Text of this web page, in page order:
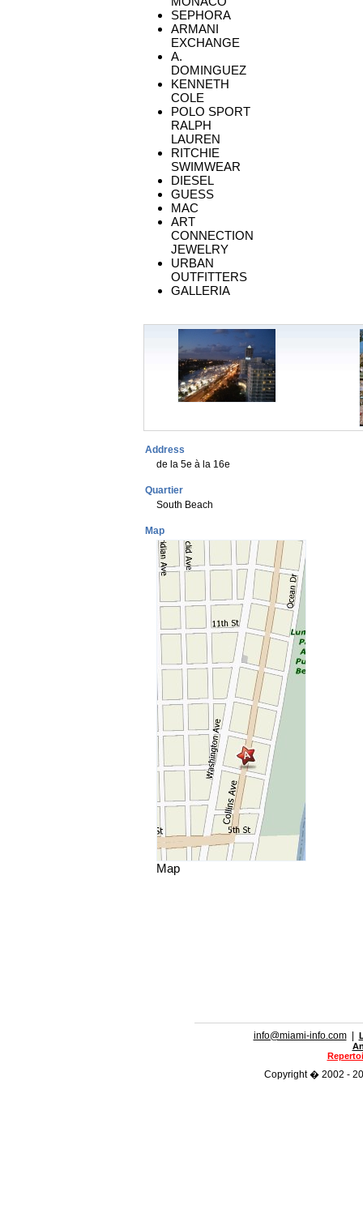
SEPHORA
ARMANI
EXCHANGE
A.
DOMINGUEZ
KENNETH
COLE
POLO SPORT
RALPH
LAUREN
RITCHIE
SWIMWEAR
DIESEL
GUESS
MAC
ART
CONNECTION
JEWELRY
URBAN
OUTFITTERS
GALLERIA
Address
de la 5e à la 16e
Quartier
South Beach
Map
Map
info@miami-info.com|
Copyright � 2002 -